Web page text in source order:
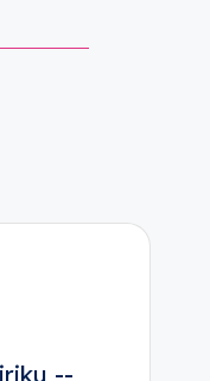
--